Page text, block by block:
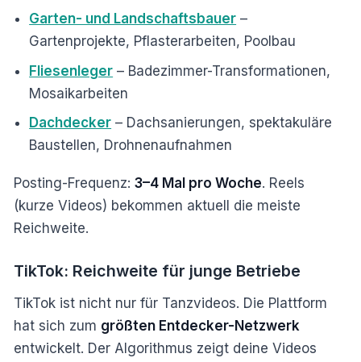
Garten- und Landschaftsbauer –
Gartenprojekte, Pflasterarbeiten, Poolbau
Fliesenleger – Badezimmer-Transformationen,
Mosaikarbeiten
Dachdecker – Dachsanierungen, spektakuläre
Baustellen, Drohnenaufnahmen
Posting-Frequenz: 3–4 Mal pro Woche. Reels
(kurze Videos) bekommen aktuell die meiste
Reichweite.
TikTok: Reichweite für junge Betriebe
TikTok ist nicht nur für Tanzvideos. Die Plattform
hat sich zum größten Entdecker-Netzwerk
entwickelt. Der Algorithmus zeigt deine Videos